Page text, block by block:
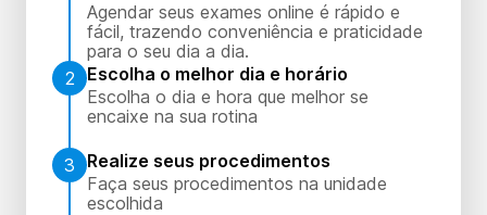
Agendar seus exames online é rápido e
fácil, trazendo conveniência e praticidade
para o seu dia a dia.
2
Escolha o melhor dia e horário
Escolha o dia e hora que melhor se
encaixe na sua rotina
3
Realize seus procedimentos
Faça seus procedimentos na unidade
escolhida